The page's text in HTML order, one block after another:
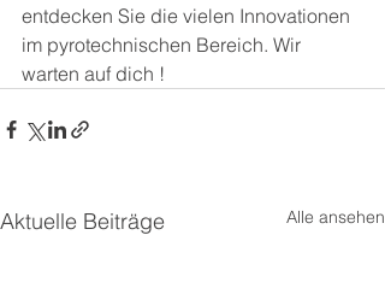
entdecken Sie die vielen Innovationen
im pyrotechnischen Bereich. Wir
warten auf dich !
Aktuelle Beiträge Alle ansehen